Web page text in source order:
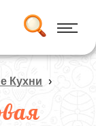
Кухни ›